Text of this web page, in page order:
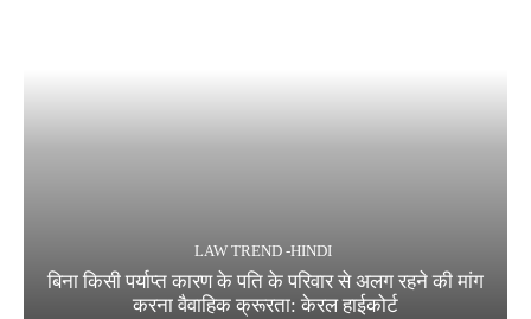
LAW TREND -HINDI
बिना किसी पर्याप्त कारण के पति के परिवार से अलग रहने की मांग
करना वैवाहिक क्रूरता: केरल हाईकोर्ट